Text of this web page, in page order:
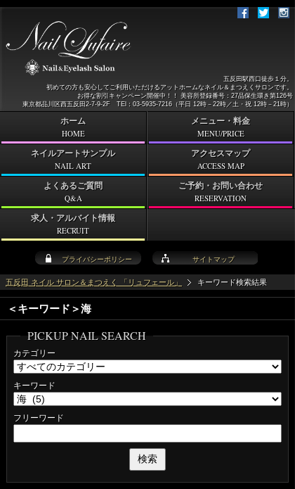
五反田 ネイル サロン＆まつえく 「リュフェール」 キーワード検索結果
＜キーワード＞海
PICKUP NAIL SEARCH
カテゴリー
キーワード
フリーワード
プライバシーポリシー サイトマップ
五反田駅西口徒歩１分。
初めての方も安心してご利用いただけるアットホームなネイル＆まつえくサロンです。
お得な割引キャンペーン開催中！！ 美容所登録番号：27品保生環き第126号
東京都品川区西五反田2-7-9-2F TEl：03-5935-7216（平日 12時－22時／土・祝 12時－21時）
ホーム
HOME
メニュー・料金
MENU/PRICE
ネイルアートサンプル
NAIL ART
アクセスマップ
ACCESS MAP
よくあるご質問
Q&A
ご予約・お問い合わせ
RESERVATION
求人・アルバイト情報
RECRUIT